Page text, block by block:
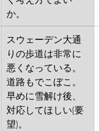
か。
スウェーデン大通
りの歩道は非常に
悪くなっている。
道路もでこぼこ。
早めに雪解け後、
対応してほしい(要
望)。